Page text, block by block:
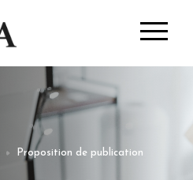
Proposition de publication